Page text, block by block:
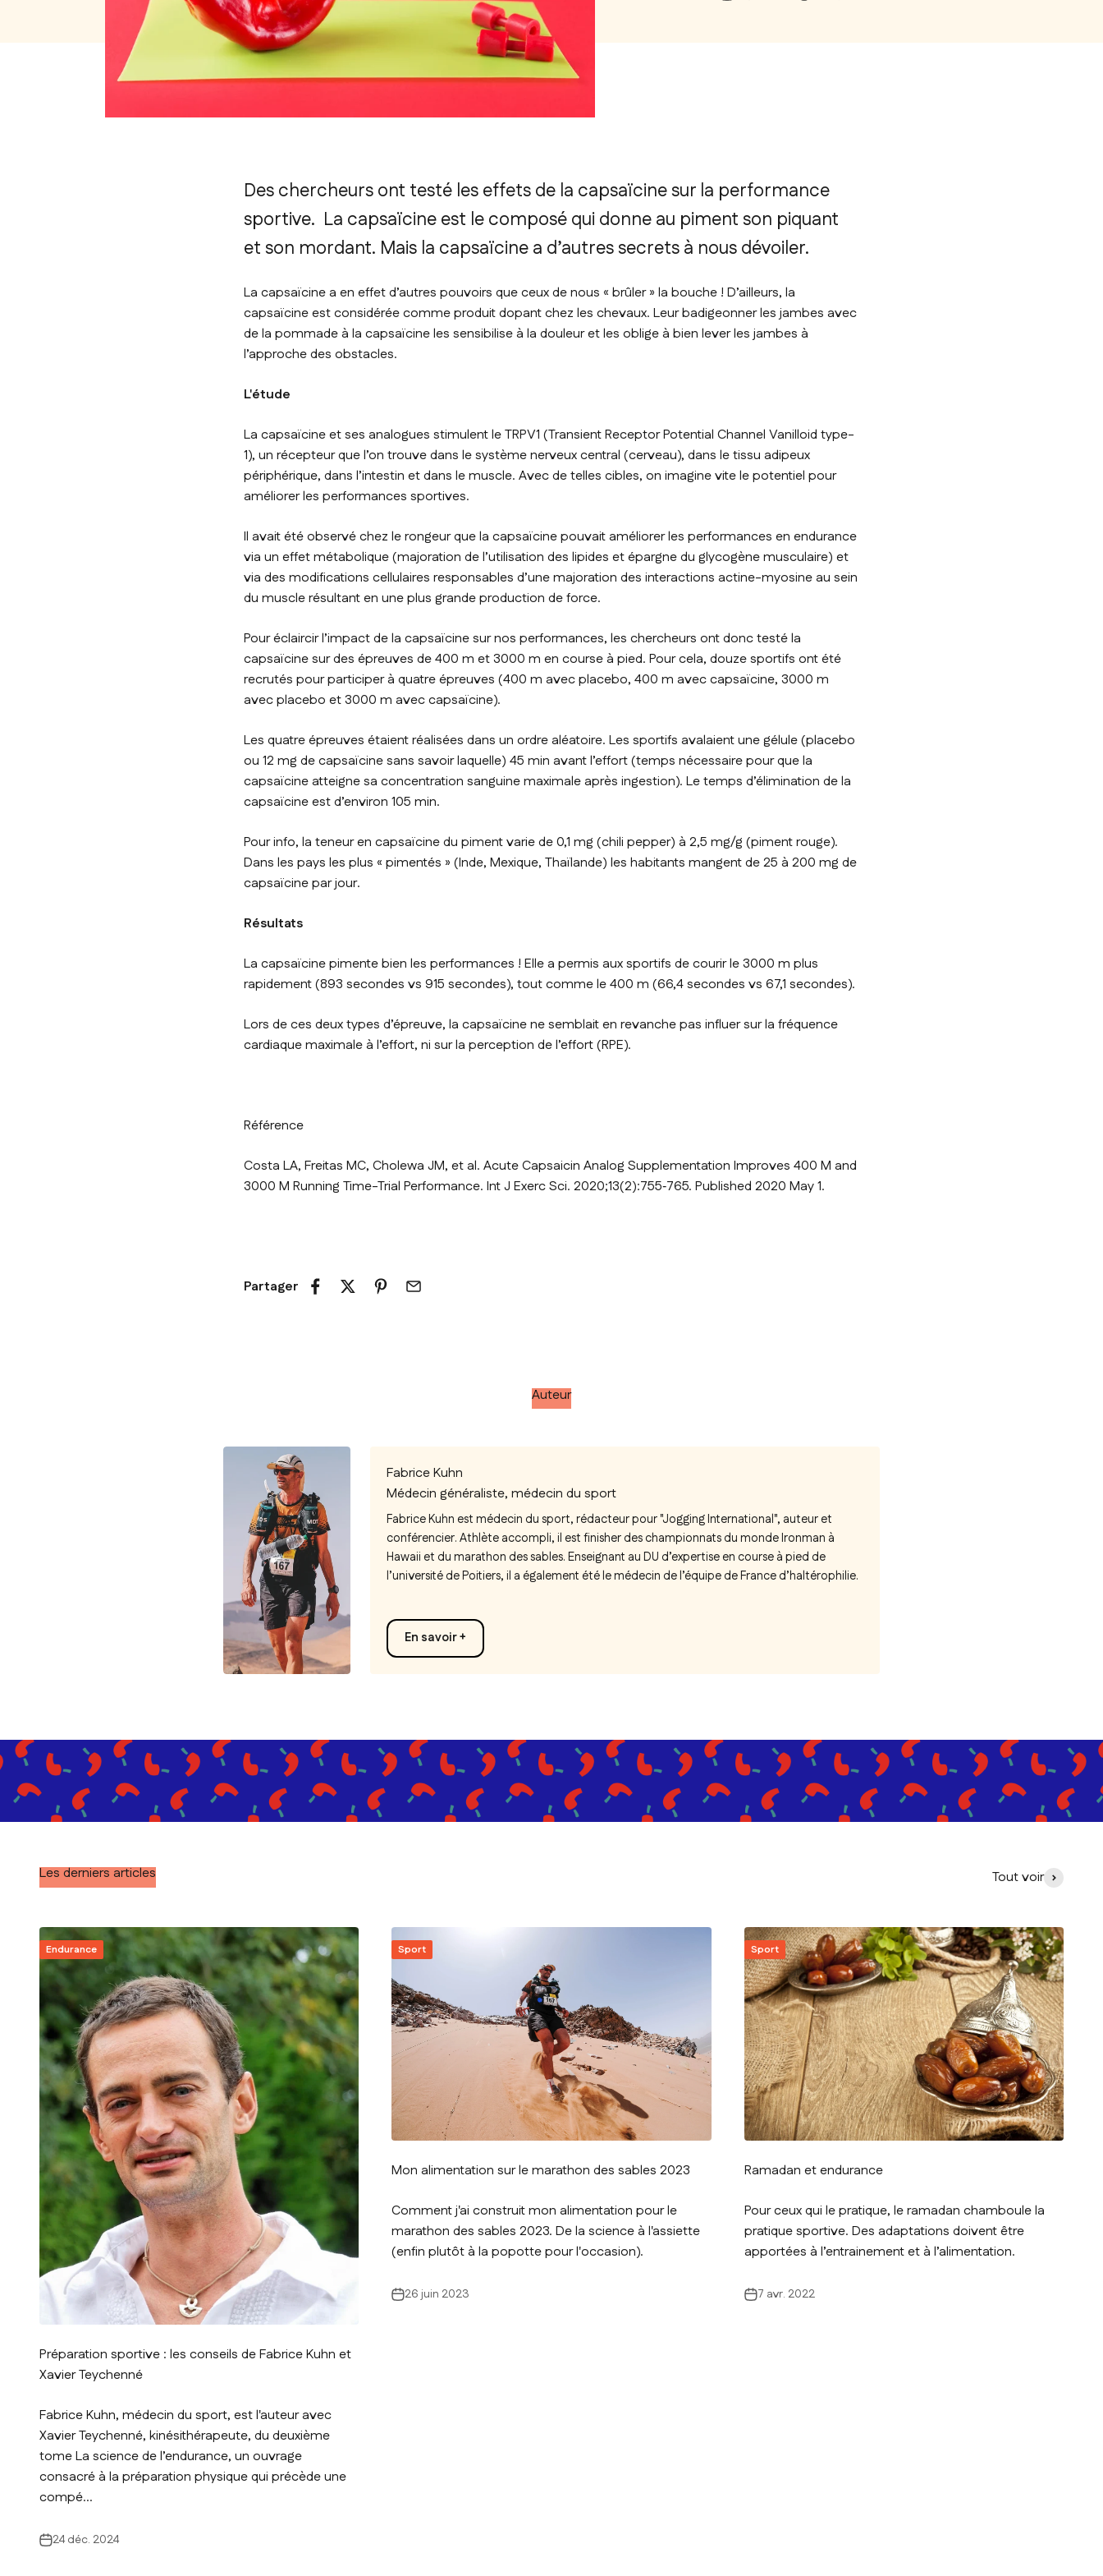
Des chercheurs ont testé les effets de la capsaïcine sur la performance
sportive. La capsaïcine est le composé qui donne au piment son piquant
et son mordant. Mais la capsaïcine a d’autres secrets à nous dévoiler.
La capsaïcine a en effet d’autres pouvoirs que ceux de nous « brûler » la bouche ! D’ailleurs, la
capsaïcine est considérée comme produit dopant chez les chevaux. Leur badigeonner les jambes avec
de la pommade à la capsaïcine les sensibilise à la douleur et les oblige à bien lever les jambes à
l’approche des obstacles.
L'étude
La capsaïcine et ses analogues stimulent le TRPV1 (Transient Receptor Potential Channel Vanilloid type-
1), un récepteur que l’on trouve dans le système nerveux central (cerveau), dans le tissu adipeux
périphérique, dans l’intestin et dans le muscle. Avec de telles cibles, on imagine vite le potentiel pour
améliorer les performances sportives.
Il avait été observé chez le rongeur que la capsaïcine pouvait améliorer les performances en endurance
via un effet métabolique (majoration de l’utilisation des lipides et épargne du glycogène musculaire) et
via des modifications cellulaires responsables d’une majoration des interactions actine-myosine au sein
du muscle résultant en une plus grande production de force.
Pour éclaircir l’impact de la capsaïcine sur nos performances, les chercheurs ont donc testé la
capsaïcine sur des épreuves de 400 m et 3000 m en course à pied. Pour cela, douze sportifs ont été
recrutés pour participer à quatre épreuves (400 m avec placebo, 400 m avec capsaïcine, 3000 m
avec placebo et 3000 m avec capsaïcine).
Les quatre épreuves étaient réalisées dans un ordre aléatoire. Les sportifs avalaient une gélule (placebo
ou 12 mg de capsaïcine sans savoir laquelle) 45 min avant l’effort (temps nécessaire pour que la
capsaïcine atteigne sa concentration sanguine maximale après ingestion). Le temps d’élimination de la
capsaïcine est d’environ 105 min.
Pour info, la teneur en capsaïcine du piment varie de 0,1 mg (chili pepper) à 2,5 mg/g (piment rouge).
Dans les pays les plus « pimentés » (Inde, Mexique, Thaïlande) les habitants mangent de 25 à 200 mg de
capsaïcine par jour.
Résultats
La capsaïcine pimente bien les performances ! Elle a permis aux sportifs de courir le 3000 m plus
rapidement (893 secondes vs 915 secondes), tout comme le 400 m (66,4 secondes vs 67,1 secondes).
Lors de ces deux types d’épreuve, la capsaïcine ne semblait en revanche pas influer sur la fréquence
cardiaque maximale à l’effort, ni sur la perception de l’effort (RPE).
Référence
Costa LA, Freitas MC, Cholewa JM, et al. Acute Capsaicin Analog Supplementation Improves 400 M and
3000 M Running Time-Trial Performance. Int J Exerc Sci. 2020;13(2):755‐765. Published 2020 May 1.
Partager
Auteur
Fabrice Kuhn
Médecin généraliste, médecin du sport
Fabrice Kuhn est médecin du sport, rédacteur pour "Jogging International", auteur et
conférencier. Athlète accompli, il est finisher des championnats du monde Ironman à
Hawaii et du marathon des sables. Enseignant au DU d’expertise en course à pied de
l’université de Poitiers, il a également été le médecin de l’équipe de France d’haltérophilie.
En savoir +
Les derniers articles Tout voir
Endurance
Préparation sportive : les conseils de Fabrice Kuhn et
Xavier Teychenné
Fabrice Kuhn, médecin du sport, est l'auteur avec
Xavier Teychenné, kinésithérapeute, du deuxième
tome La science de l’endurance, un ouvrage
consacré à la préparation physique qui précède une
compé...
24 déc. 2024
Sport
Mon alimentation sur le marathon des sables 2023
Comment j'ai construit mon alimentation pour le
marathon des sables 2023. De la science à l'assiette
(enfin plutôt à la popotte pour l'occasion).
26 juin 2023
Sport
Ramadan et endurance
Pour ceux qui le pratique, le ramadan chamboule la
pratique sportive. Des adaptations doivent être
apportées à l’entrainement et à l’alimentation.
7 avr. 2022